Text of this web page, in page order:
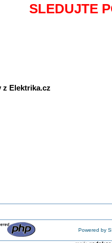
SLEDUJTE
z Elektrika.cz
Powered by